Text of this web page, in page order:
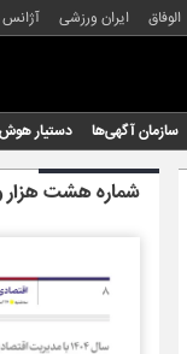
الوفاق ایران ورزشی
سازمان آگهی‌ها دستیار
شماره هشت هزار